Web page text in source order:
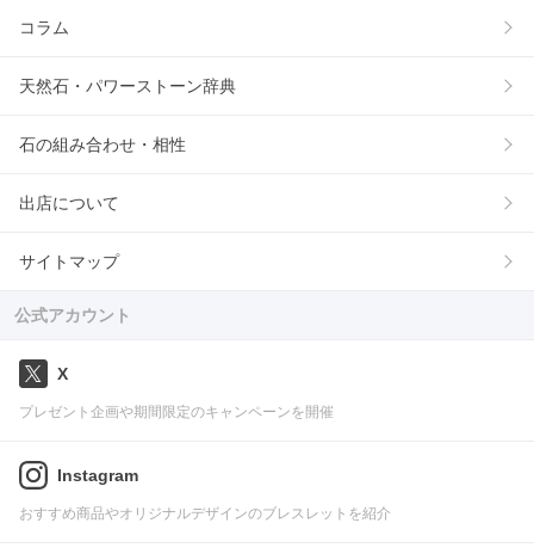
コラム
天然石・パワーストーン辞典
石の組み合わせ・相性
出店について
サイトマップ
公式アカウント
X
プレゼント企画や期間限定のキャンペーンを開催
Instagram
おすすめ商品やオリジナルデザインのブレスレットを紹介